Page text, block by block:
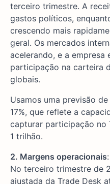
terceiro trimestre. A
gastos políticos,
crescendo mais
geral. Os mercados
acelerando, e a empresa
participação na carteira
globais.
Usamos uma previsão
17%, que reflete a
capturar participação no
1 trilhão.
2. Margens operacionais:
No terceiro trimestre de
ajustada da Trade Desk